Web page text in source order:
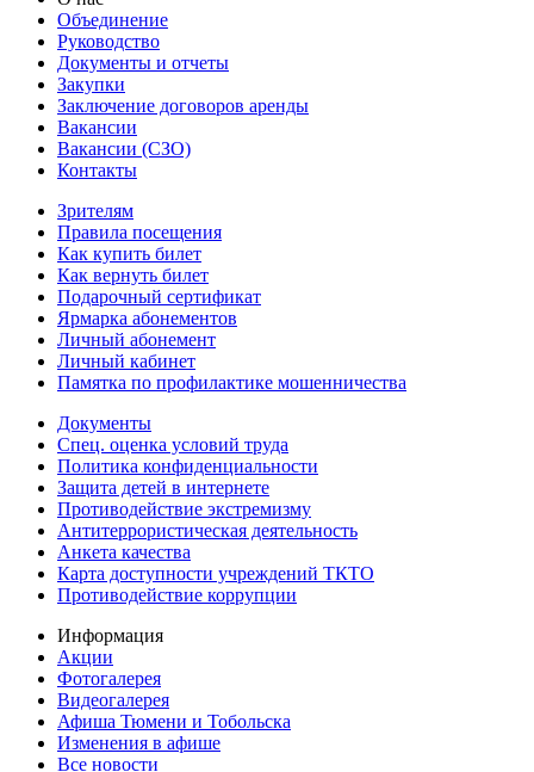
Объединение
Руководство
Документы и отчеты
Закупки
Заключение договоров аренды
Вакансии
Вакансии (СЗО)
Контакты
Зрителям
Правила посещения
Как купить билет
Как вернуть билет
Подарочный сертификат
Ярмарка абонементов
Личный абонемент
Личный кабинет
Памятка по профилактике мошенничества
Документы
Спец. оценка условий труда
Политика конфиденциальности
Защита детей в интернете
Противодействие экстремизму
Антитеррористическая деятельность
Анкета качества
Карта доступности учреждений ТКТО
Противодействие коррупции
Информация
Акции
Фотогалерея
Видеогалерея
Афиша Тюмени и Тобольска
Изменения в афише
Все новости